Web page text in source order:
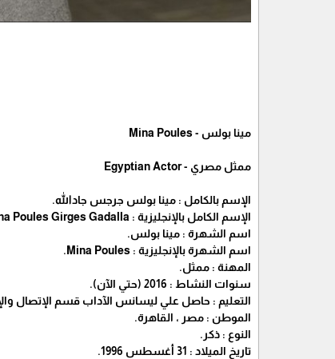
مينا بولس - Mina Poules
ممثل مصري - Egyptian Actor
الإسم بالكامل : مينا بولس جرجس جادالله.
الإسم الكامل بالإنجليزية : Mina Poules Girges Gadalla.
اسم الشهرة : مينا بولس.
اسم الشهرة بالإنجليزية : Mina Poules.
المهنة : ممثل.
سنوات النشاط : 2016 (حتي الآن).
التعليم : حاصل علي ليسانس الآداب قسم الإتصال
الموطن : مصر ، القاهرة.
النوع : ذكر.
تاريخ الميلاد : 31 أغسطس 1996.